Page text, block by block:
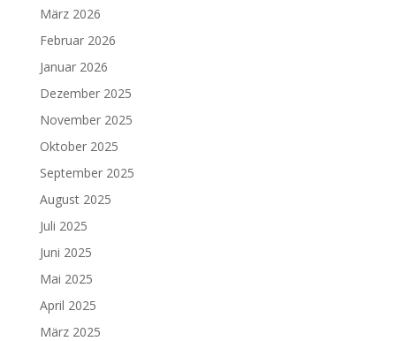
März 2026
Februar 2026
Januar 2026
Dezember 2025
November 2025
Oktober 2025
September 2025
August 2025
Juli 2025
Juni 2025
Mai 2025
April 2025
März 2025